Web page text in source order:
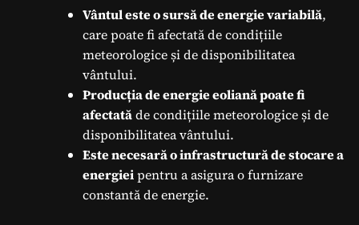
Vântul este o sursă de energie variabilă,
care poate fi afectată de condițiile
meteorologice și de disponibilitatea
vântului.
Producția de energie eoliană poate fi
afectatăde condițiile meteorologice și de
disponibilitatea vântului.
Este necesară o infrastructură de stocare a
energieipentru a asigura o furnizare
constantă de energie.